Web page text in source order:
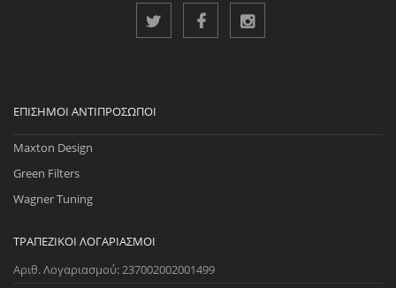
ΕΠΊΣΗΜΟΙ ΑΝΤΙΠΡΌΣΩΠΟΙ
Maxton Design
Green Filters
Wagner Tuning
ΤΡΑΠΕΖΙΚΟΊ ΛΟΓΑΡΙΑΣΜΟΊ
Αριθ. Λογαριασμού: 237002002001499